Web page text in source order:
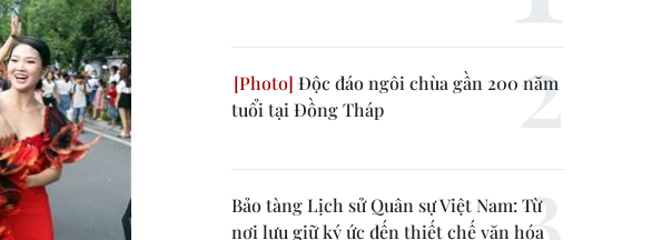
Độc đáo ngôi chùa gần 200 năm
tuổi tại Đồng Tháp
Bảo tàng Lịch sử Quân sự Việt Nam: Từ
nơi lưu giữ ký ức đến thiết chế văn hóa